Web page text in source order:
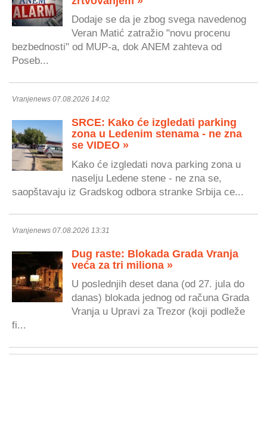
Dodaje se da je zbog svega navedenog
Veran Matić zatražio "novu procenu
bezbednosti" od MUP-a, dok ANEM zahteva od
Poseb...
Vranjenews 07.08.2026 14:02
SRCE: Kako će izgledati parking
zona u Ledenim stenama - ne zna
se VIDEO »
Kako će izgledati nova parking zona u
naselju Ledene stene - ne zna se,
saopštavaju iz Gradskog odbora stranke Srbija ce...
Vranjenews 07.08.2026 13:31
Dug raste: Blokada Grada Vranja
veća za tri miliona »
U poslednjih deset dana (od 27. jula do
danas) blokada jednog od računa Grada
Vranja u Upravi za Trezor (koji podleže
fi...